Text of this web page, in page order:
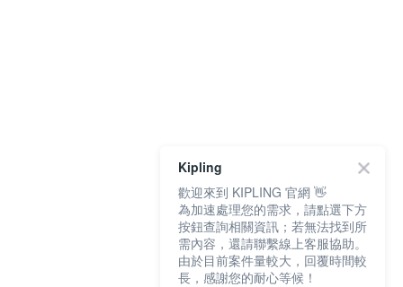
Kipling
歡迎來到 KIPLING 官網 👋
為加速處理您的需求，請點選下方
按鈕查詢相關資訊；若無法找到所
需內容，還請聯繫線上客服協助。
由於目前案件量較大，回覆時間較
長，感謝您的耐心等候！